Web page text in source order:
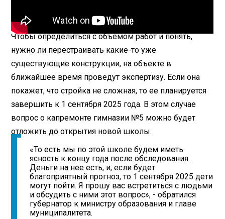
Чтобы определиться с объемом работ и понять,
нужно ли перестраивать какие-то уже
существующие конструкции, на объекте в
ближайшее время проведут экспертизу. Если она
покажет, что стройка не сложная, то ее планируется
завершить к 1 сентября 2025 года. В этом случае
вопрос о капремонте гимназии №5 можно будет
отложить до открытия новой школы.
«То есть мы по этой школе будем иметь
ясность к концу года после обследования.
Деньги на нее есть, и, если будет
благоприятный прогноз, то 1 сентября 2025 дети
могут пойти. Я прошу вас встретиться с людьми
и обсудить с ними этот вопрос», - обратился
губернатор к министру образования и главе
муниципалитета.